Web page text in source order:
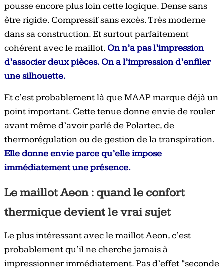
pousse encore plus loin cette logique. Dense sans
être rigide. Compressif sans excès. Très moderne
dans sa construction. Et surtout parfaitement
cohérent avec le maillot. On n’a pas l’impression
d’associer deux pièces. On a l’impression d’enfiler
une silhouette.
Et c’est probablement là que MAAP marque déjà un
point important. Cette tenue donne envie de rouler
avant même d’avoir parlé de Polartec, de
thermorégulation ou de gestion de la transpiration.
Elle donne envie parce qu’elle impose
immédiatement une présence.
Le maillot Aeon : quand le confort
thermique devient le vrai sujet
Le plus intéressant avec le maillot Aeon, c’est
probablement qu’il ne cherche jamais à
impressionner immédiatement. Pas d’effet “seconde